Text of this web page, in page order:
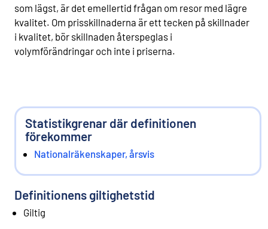
som lägst, är det emellertid frågan om resor med lägre
kvalitet. Om prisskillnaderna är ett tecken på skillnader
i kvalitet, bör skillnaden återspeglas i
volymförändringar och inte i priserna.
Statistikgrenar där definitionen
förekommer
Nationalräkenskaper, årsvis
Definitionens giltighetstid
Giltig